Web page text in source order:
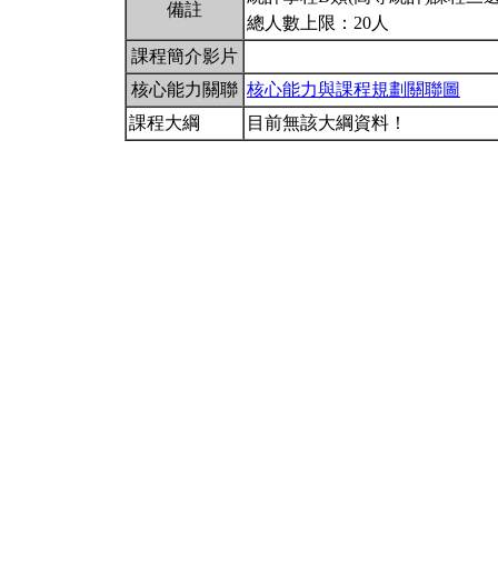
備註
總人數上限：20人
課程簡介影片
核心能力關聯 核心能力與課程規劃關聯圖
課程大綱
目前無該大綱資料！